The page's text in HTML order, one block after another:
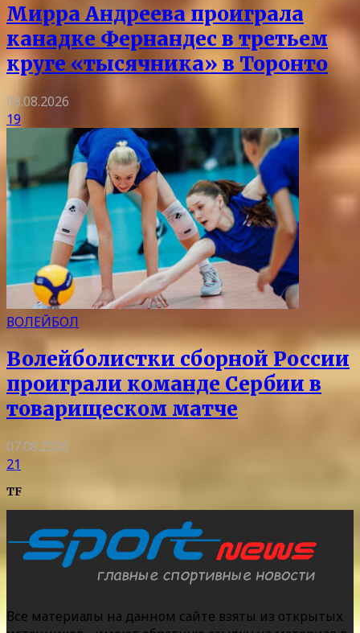
Мирра Андреева проиграла
канадке Фернандес в третьем
круге «тысячника» в Торонто
08.08.2026
19
ВОЛЕЙБОЛ
Волейболистки сборной России
проиграли команде Сербии в
товарищеском матче
07.08.2026
21
TF
Все материалы на данном сайте взяты из открытых